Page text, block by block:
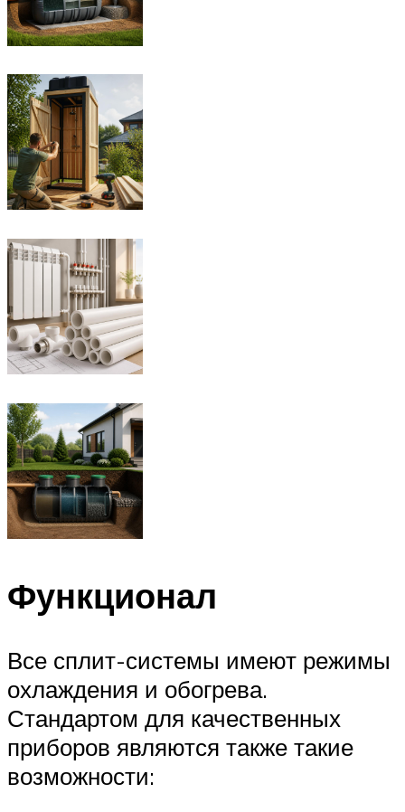
Функционал
Все сплит-системы имеют режимы
охлаждения и обогрева.
Стандартом для качественных
приборов являются также такие
возможности: